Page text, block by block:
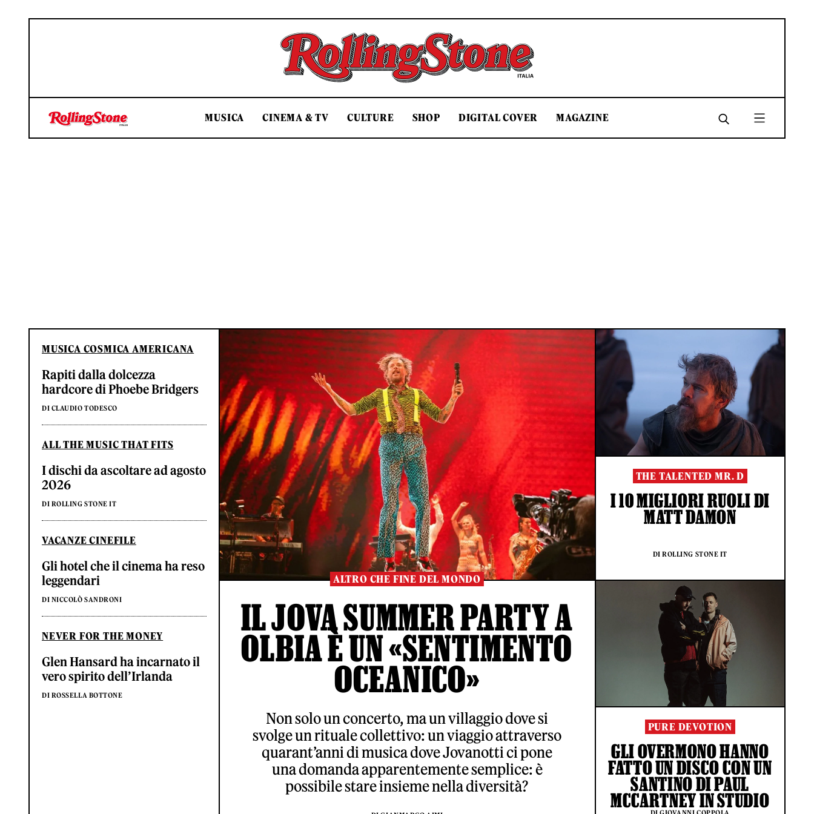
Rolling Stone Italia
MUSICA CINEMA & TV CULTURE SHOP DIGITAL COVER MAGAZINE
MUSICA COSMICA AMERICANA
Rapiti dalla dolcezza
hardcore di Phoebe Bridgers
DI CLAUDIO TODESCO
ALL THE MUSIC THAT FITS
I dischi da ascoltare ad agosto
2026
DI ROLLING STONE IT
VACANZE CINEFILE
Gli hotel che il cinema ha reso
leggendari
DI NICCOLÒ SANDRONI
NEVER FOR THE MONEY
Glen Hansard ha incarnato il
vero spirito dell’Irlanda
DI ROSSELLA BOTTONE
ALTRO CHE FINE DEL MONDO
IL JOVA SUMMER PARTY A
OLBIA È UN «SENTIMENTO
OCEANICO»
Non solo un concerto, ma un villaggio dove si
svolge un rituale collettivo: un viaggio attraverso
quarant’anni di musica dove Jovanotti ci pone
una domanda apparentemente semplice: è
possibile stare insieme nella diversità?
THE TALENTED MR. D
I 10 MIGLIORI RUOLI DI
MATT DAMON
DI ROLLING STONE IT
PURE DEVOTION
GLI OVERMONO HANNO
FATTO UN DISCO CON UN
SANTINO DI PAUL
MCCARTNEY IN STUDIO